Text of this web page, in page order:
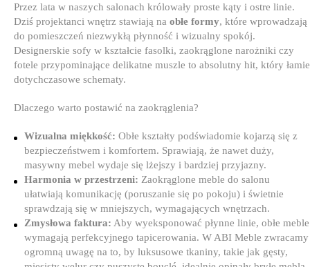
Przez lata w naszych salonach królowały proste kąty i ostre linie.
Dziś projektanci wnętrz stawiają na obłe formy, które wprowadzają
do pomieszczeń niezwykłą płynność i wizualny spokój.
Designerskie sofy w kształcie fasolki, zaokrąglone narożniki czy
fotele przypominające delikatne muszle to absolutny hit, który łamie
dotychczasowe schematy.
Dlaczego warto postawić na zaokrąglenia?
Wizualna miękkość: Obłe kształty podświadomie kojarzą się z
bezpieczeństwem i komfortem. Sprawiają, że nawet duży,
masywny mebel wydaje się lżejszy i bardziej przyjazny.
Harmonia w przestrzeni: Zaokrąglone meble do salonu
ułatwiają komunikację (poruszanie się po pokoju) i świetnie
sprawdzają się w mniejszych, wymagających wnętrzach.
Zmysłowa faktura: Aby wyeksponować płynne linie, obłe meble
wymagają perfekcyjnego tapicerowania. W ABI Meble zwracamy
ogromną uwagę na to, by luksusowe tkaniny, takie jak gęsty,